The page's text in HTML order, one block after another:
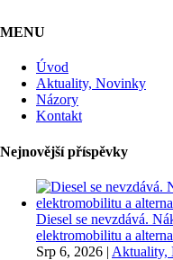
MENU
Úvod
Aktuality, Novinky
Názory
Kontakt
Nejnovější příspěvky
Diesel se nevzdává.
elektromobilitu a
Srp 6, 2026 | Aktuality,